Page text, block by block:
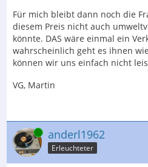
Für mich bleibt dann noch die
diesem Preis nicht auch
könnte. DAS wäre einmal ein
wahrscheinlich geht es ihnen
können wir uns einfach nicht
VG, Martin
Online anderl1962
Erleuchteter